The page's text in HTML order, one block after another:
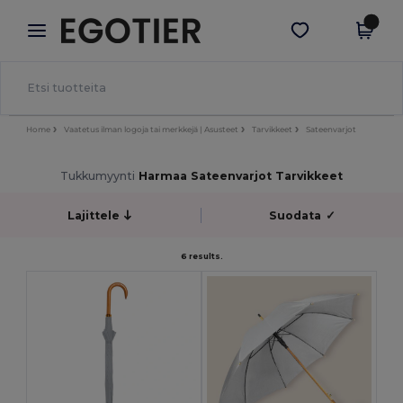
× Egotier-sovellus
Paremmat hinnat appissa!
Hae sovellus
Home Vaatetus ilman logoja tai merkkejä | Asusteet Tarvikkeet Sateenvarjot
Tukkumyynti Harmaa Sateenvarjot Tarvikkeet
Lajittele Suodata ✓
6 results.